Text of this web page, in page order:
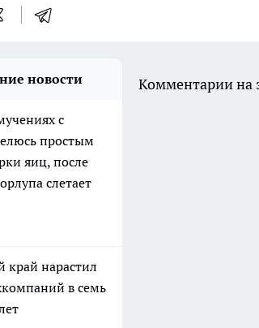
новости
с
простым
яиц, после
слетает
край нарастил
в семь
Комментарии на